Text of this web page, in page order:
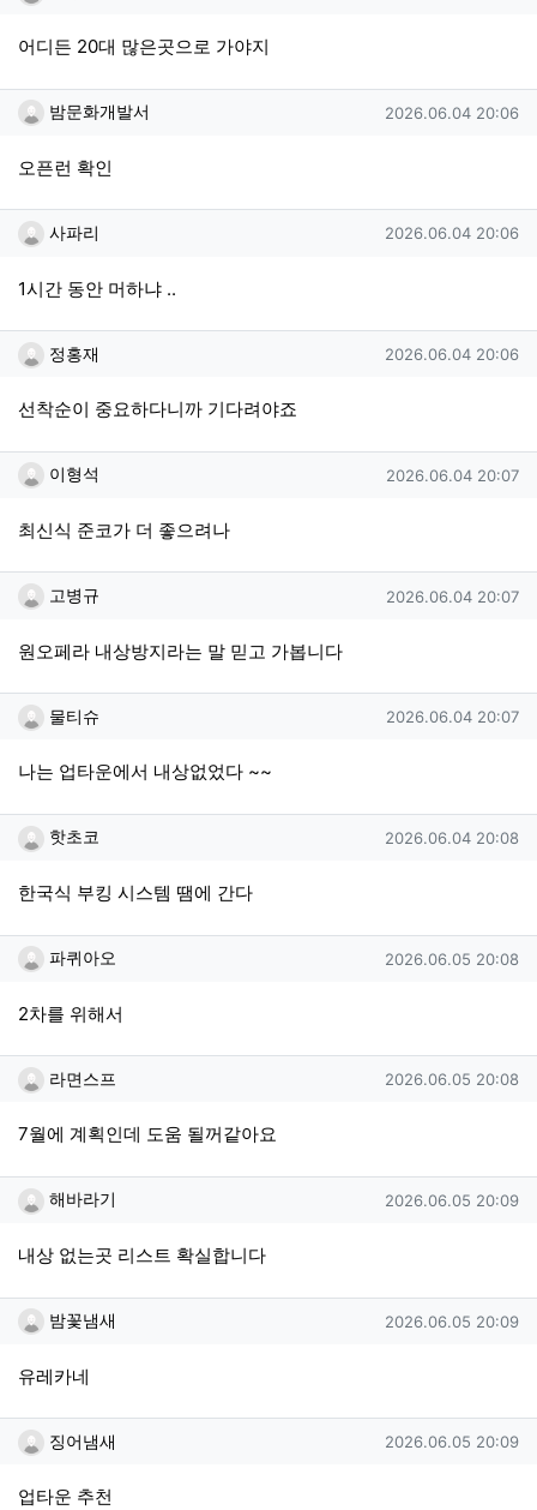
어디든 20대 많은곳으로 가야지
밤문화개발서님의 댓글
밤문화개발서 작성일
2026.06.04 20:06
오픈런 확인
사파리님의 댓글
사파리 작성일
2026.06.04 20:06
1시간 동안 머하냐 ..
정홍재님의 댓글
정홍재 작성일
2026.06.04 20:06
선착순이 중요하다니까 기다려야죠
이형석님의 댓글
이형석 작성일
2026.06.04 20:07
최신식 준코가 더 좋으려나
고병규님의 댓글
고병규 작성일
2026.06.04 20:07
원오페라 내상방지라는 말 믿고 가봅니다
물티슈님의 댓글
물티슈 작성일
2026.06.04 20:07
나는 업타운에서 내상없었다 ~~
핫초코님의 댓글
핫초코 작성일
2026.06.04 20:08
한국식 부킹 시스템 땜에 간다
파퀴아오님의 댓글
파퀴아오 작성일
2026.06.05 20:08
2차를 위해서
라면스프님의 댓글
라면스프 작성일
2026.06.05 20:08
7월에 계획인데 도움 될꺼같아요
해바라기님의 댓글
해바라기 작성일
2026.06.05 20:09
내상 없는곳 리스트 확실합니다
밤꽃냄새님의 댓글
밤꽃냄새 작성일
2026.06.05 20:09
유레카네
징어냄새님의 댓글
징어냄새 작성일
2026.06.05 20:09
업타운 추천